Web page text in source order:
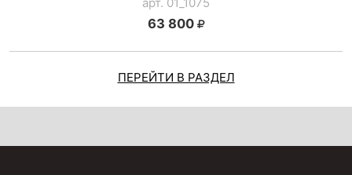
63 800
ПЕРЕЙТИ В РАЗДЕЛ